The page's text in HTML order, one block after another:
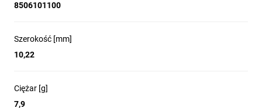
8506101100
Szerokość [mm]
10,22
Ciężar [g]
7,9